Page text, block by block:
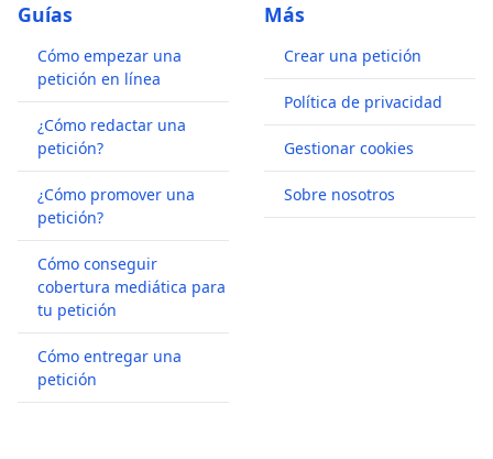
Guías
Cómo empezar una
petición en línea
¿Cómo redactar una
petición?
¿Cómo promover una
petición?
Cómo conseguir
cobertura mediática para
tu petición
Cómo entregar una
petición
Más
Crear una petición
Política de privacidad
Gestionar cookies
Sobre nosotros